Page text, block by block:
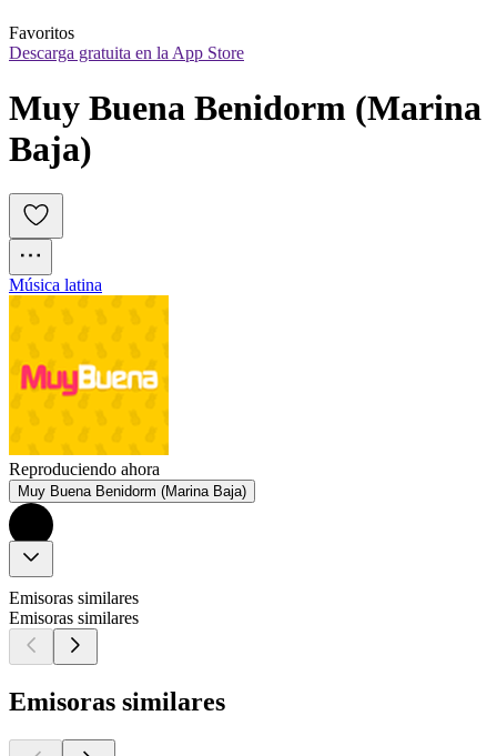
Favoritos
Descarga gratuita en la App Store
Muy Buena Benidorm (Marina
Baja)
Música latina
Reproduciendo ahora
Muy Buena Benidorm (Marina Baja)
Emisoras similares
Emisoras similares
Emisoras similares